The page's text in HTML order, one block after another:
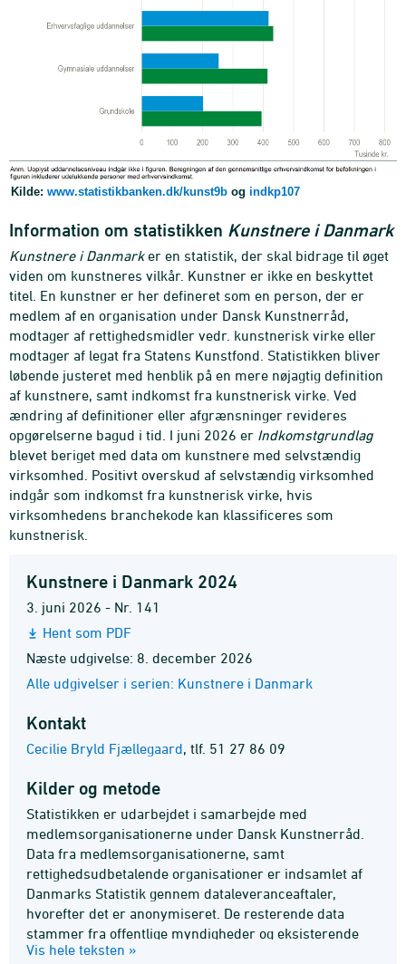
Kilde: www.statistikbanken.dk/kunst9b og indkp107
Information om statistikken Kunstnere i Danmark
Kunstnere i Danmarker en statistik, der skal bidrage til øget
viden om kunstneres vilkår. Kunstner er ikke en beskyttet
titel. En kunstner er her defineret som en person, der er
medlem af en organisation under Dansk Kunstnerråd,
modtager af rettighedsmidler vedr. kunstnerisk virke eller
modtager af legat fra Statens Kunstfond. Statistikken bliver
løbende justeret med henblik på en mere nøjagtig definition
af kunstnere, samt indkomst fra kunstnerisk virke. Ved
ændring af definitioner eller afgrænsninger revideres
opgørelserne bagud i tid. I juni 2026 er Indkomstgrundlag
blevet beriget med data om kunstnere med selvstændig
virksomhed. Positivt overskud af selvstændig virksomhed
indgår som indkomst fra kunstnerisk virke, hvis
virksomhedens branchekode kan klassificeres som
kunstnerisk.
Kunstnere i Danmark 2024
3. juni 2026 - Nr. 141
Hent som PDF
Næste udgivelse: 8. december 2026
Alle udgivelser i serien: Kunstnere i Danmark
Kontakt
Cecilie Bryld Fjællegaard, tlf. 51 27 86 09
Kilder og metode
Statistikken er udarbejdet i samarbejde med
medlemsorganisationerne under Dansk Kunstnerråd.
Data fra medlemsorganisationerne, samt
rettighedsudbetalende organisationer er indsamlet af
Danmarks Statistik gennem dataleveranceaftaler,
hvorefter det er anonymiseret. De resterende data
stammer fra offentlige myndigheder og eksisterende
registre, og indsamles med hjemmel i Lov om
Vis hele teksten »